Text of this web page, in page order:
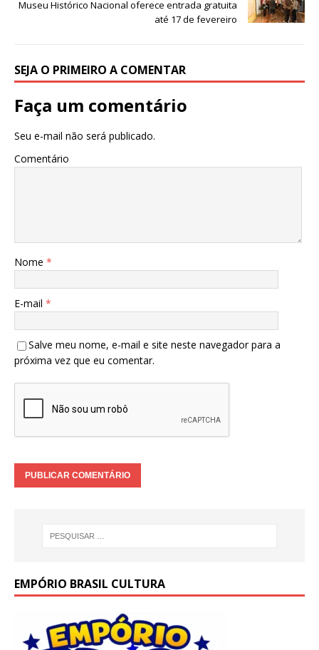
Museu Histórico Nacional oferece entrada gratuita
até 17 de fevereiro
SEJA O PRIMEIRO A COMENTAR
Faça um comentário
Seu e-mail não será publicado.
Comentário
Nome *
E-mail *
Salve meu nome, e-mail e site neste navegador para a
próxima vez que eu comentar.
EMPÓRIO BRASIL CULTURA